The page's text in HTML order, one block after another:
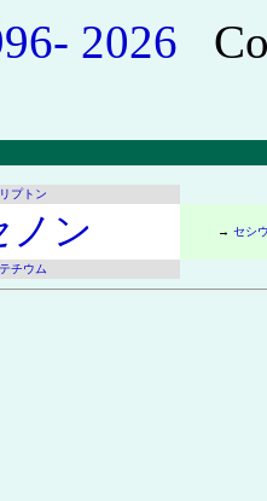
2026
プトン
ノン → セシ
チウム